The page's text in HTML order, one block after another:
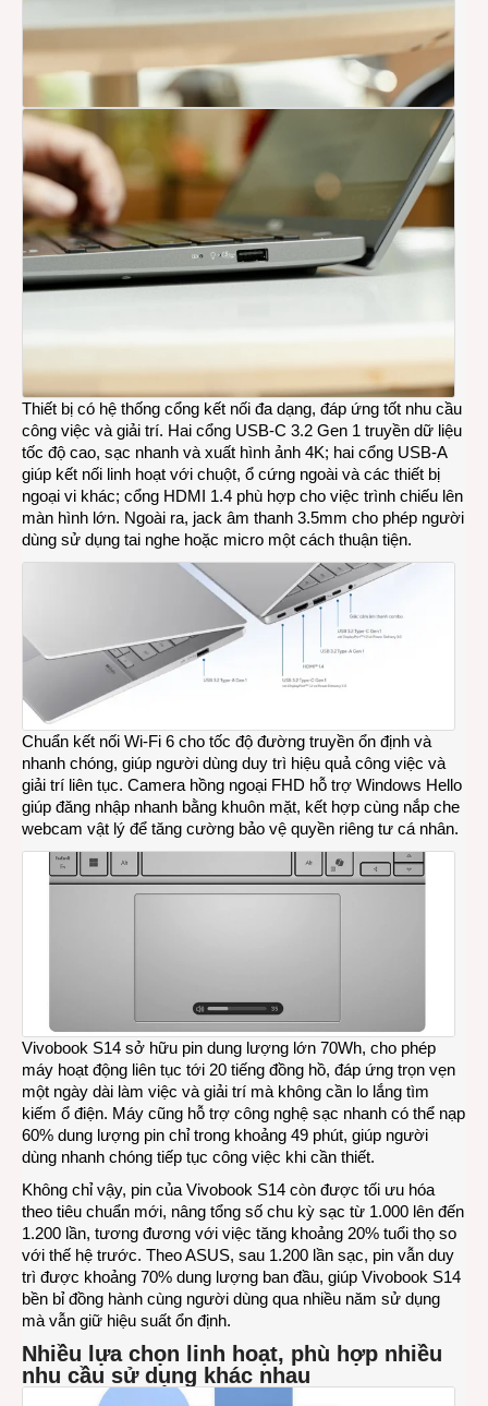
Thiết bị có hệ thống cổng kết nối đa dạng, đáp ứng tốt nhu cầu
công việc và giải trí. Hai cổng USB-C 3.2 Gen 1 truyền dữ liệu
tốc độ cao, sạc nhanh và xuất hình ảnh 4K; hai cổng USB-A
giúp kết nối linh hoạt với chuột, ổ cứng ngoài và các thiết bị
ngoại vi khác; cổng HDMI 1.4 phù hợp cho việc trình chiếu lên
màn hình lớn. Ngoài ra, jack âm thanh 3.5mm cho phép người
dùng sử dụng tai nghe hoặc micro một cách thuận tiện.
Chuẩn kết nối Wi-Fi 6 cho tốc độ đường truyền ổn định và
nhanh chóng, giúp người dùng duy trì hiệu quả công việc và
giải trí liên tục. Camera hồng ngoại FHD hỗ trợ Windows Hello
giúp đăng nhập nhanh bằng khuôn mặt, kết hợp cùng nắp che
webcam vật lý để tăng cường bảo vệ quyền riêng tư cá nhân.
Vivobook S14 sở hữu pin dung lượng lớn 70Wh, cho phép
máy hoạt động liên tục tới 20 tiếng đồng hồ, đáp ứng trọn vẹn
một ngày dài làm việc và giải trí mà không cần lo lắng tìm
kiếm ổ điện. Máy cũng hỗ trợ công nghệ sạc nhanh có thể nạp
60% dung lượng pin chỉ trong khoảng 49 phút, giúp người
dùng nhanh chóng tiếp tục công việc khi cần thiết.
Không chỉ vậy, pin của Vivobook S14 còn được tối ưu hóa
theo tiêu chuẩn mới, nâng tổng số chu kỳ sạc từ 1.000 lên đến
1.200 lần, tương đương với việc tăng khoảng 20% tuổi thọ so
với thế hệ trước. Theo ASUS, sau 1.200 lần sạc, pin vẫn duy
trì được khoảng 70% dung lượng ban đầu, giúp Vivobook S14
bền bỉ đồng hành cùng người dùng qua nhiều năm sử dụng
mà vẫn giữ hiệu suất ổn định.
Nhiều lựa chọn linh hoạt, phù hợp nhiều
nhu cầu sử dụng khác nhau